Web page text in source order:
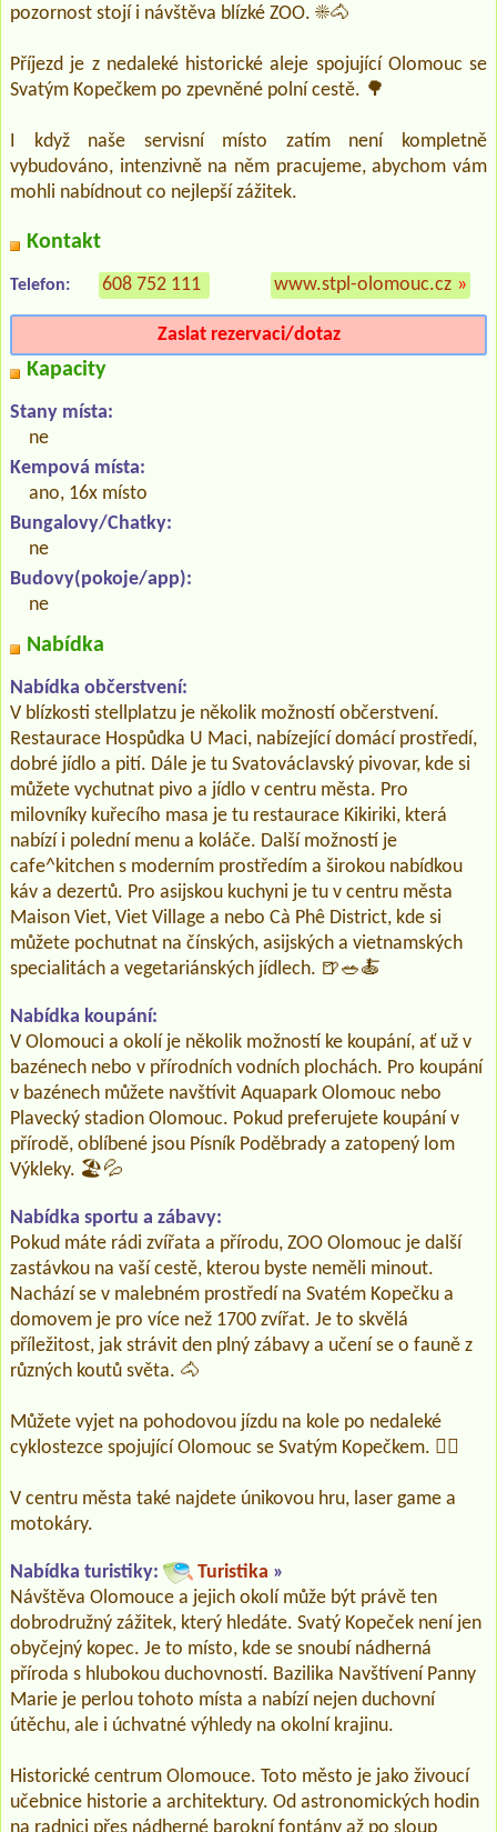
pozornost stojí i návštěva blízké ZOO. ☀️🐴
Příjezd je z nedaleké historické aleje spojující Olomouc se
Svatým Kopečkem po zpevněné polní cestě. 🌳
I když naše servisní místo zatím není kompletně
vybudováno, intenzivně na něm pracujeme, abychom vám
mohli nabídnout co nejlepší zážitek.
Kontakt
Telefon: 608 752 111 www.stpl-olomouc.cz »
Zaslat rezervaci/dotaz
Kapacity
Stany místa:
ne
Kempová místa:
ano, 16x místo
Bungalovy/Chatky:
ne
Budovy(pokoje/app):
ne
Nabídka
Nabídka občerstvení:
V blízkosti stellplatzu je několik možností občerstvení.
Restaurace Hospůdka U Maci, nabízející domácí prostředí,
dobré jídlo a pití. Dále je tu Svatováclavský pivovar, kde si
můžete vychutnat pivo a jídlo v centru města. Pro
milovníky kuřecího masa je tu restaurace Kikiriki, která
nabízí i polední menu a koláče. Další možností je
cafe^kitchen s moderním prostředím a širokou nabídkou
káv a dezertů. Pro asijskou kuchyni je tu v centru města
Maison Viet, Viet Village a nebo Cà Phê District, kde si
můžete pochutnat na čínských, asijských a vietnamských
specialitách a vegetariánských jídlech. 🍺🥗🍝
Nabídka koupání:
V Olomouci a okolí je několik možností ke koupání, ať už v
bazénech nebo v přírodních vodních plochách. Pro koupání
v bazénech můžete navštívit Aquapark Olomouc nebo
Plavecký stadion Olomouc. Pokud preferujete koupání v
přírodě, oblíbené jsou Písník Poděbrady a zatopený lom
Výkleky. 🏖️💦
Nabídka sportu a zábavy:
Pokud máte rádi zvířata a přírodu, ZOO Olomouc je další
zastávkou na vaší cestě, kterou byste neměli minout.
Nachází se v malebném prostředí na Svatém Kopečku a
domovem je pro více než 1700 zvířat. Je to skvělá
příležitost, jak strávit den plný zábavy a učení se o fauně z
různých koutů světa. 🐴
Můžete vyjet na pohodovou jízdu na kole po nedaleké
cyklostezce spojující Olomouc se Svatým Kopečkem. 🚴‍♀️
V centru města také najdete únikovou hru, laser game a
motokáry.
Nabídka turistiky: Turistika »
Návštěva Olomouce a jejich okolí může být právě ten
dobrodružný zážitek, který hledáte. Svatý Kopeček není jen
obyčejný kopec. Je to místo, kde se snoubí nádherná
příroda s hlubokou duchovností. Bazilika Navštívení Panny
Marie je perlou tohoto místa a nabízí nejen duchovní
útěchu, ale i úchvatné výhledy na okolní krajinu.
Historické centrum Olomouce. Toto město je jako živoucí
učebnice historie a architektury. Od astronomických hodin